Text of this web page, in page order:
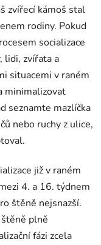
zvířecí kámoš stal
rodiny. Pokud
socializace
lidi, zvířata a
situacemi v raném
minimalizovat
seznamte mazlíčka
nebo ruchy z ulice,
již v raném
4. a 16. týdnem
štěně nejsnazší.
plně
fázi zcela